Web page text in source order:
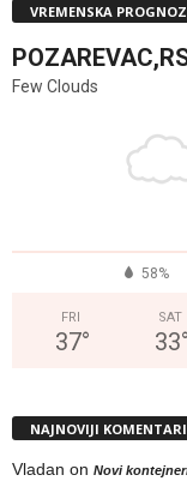
VREMENSKA
Few Clouds
58%
FRI
37°
SAT
33°
NAJNOVIJI KOMENTARI
Vladan on Novi